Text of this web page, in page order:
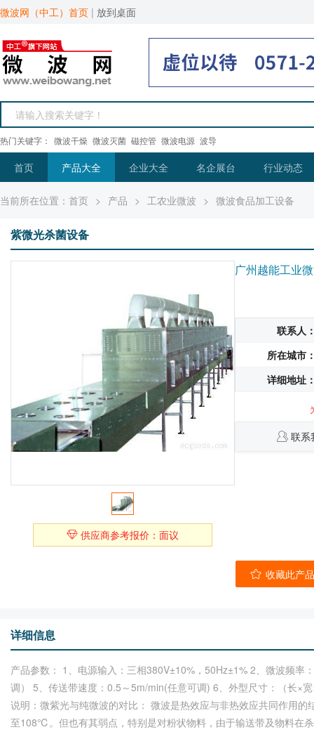
微波网（中工）首页 | 放到桌面
热门关键字： 微波干燥 微波灭菌 磁控管 微波电源 波导
首页 产品大全 企业大全 名企展台 行业动态
当前所在位置： 首页 > 产品 > 工农业微波 > 微波食品加工设备
紫微光杀菌设备
供应商参考报价：面议
广州越能工业
联系人
所在城市
详细地址
联系
收藏此产品
详细信息
产品参数： 1、电源输入：三相380V±10%，50Hz±1% 2、微波频
调） 5、传送带速度：0.5～5m/min(任意可调) 6、外型尺寸：（长
说明：微紫光与纯微波的对比： 微波是热效应与非热效应共同作用
至108℃。但也有其弱点，特别是对粉状物料，由于输送带及物料在